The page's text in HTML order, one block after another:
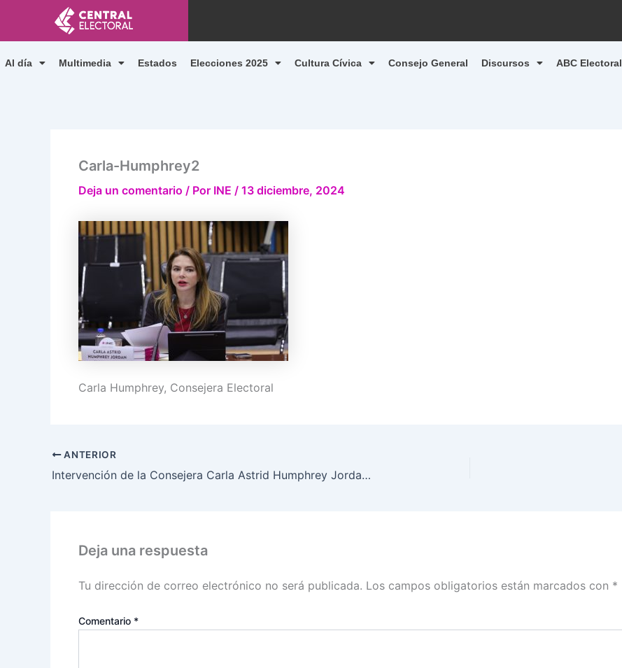
contenido
Al día Multimedia Estados Elecciones 2025 Cultura Cívica Consejo General Discursos ABC Electoral
Carla-Humphrey2
Deja un comentario / Por INE / 13 diciembre, 2024
Carla Humphrey, Consejera Electoral
ANTERIOR
Intervención de la Consejera Carla Astrid Humphrey Jordan, en el Punto 8 relativo a losProyectos de Resolución respecto a procedimientos administrativos sancionadores y de queja en materia de fiscalización instaurados en contra de Partidos Políticos Nacionales
Deja una respuesta
Tu dirección de correo electrónico no será publicada. Los campos obligatorios están marcados con *
Comentario *